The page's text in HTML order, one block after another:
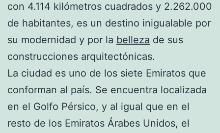
con 4.114 kilómetros cuadrados y 2.262.000
de habitantes, es un destino inigualable por
su modernidad y por la belleza de sus
construcciones arquitectónicas.
La ciudad es uno de los siete Emiratos que
conforman al país. Se encuentra localizada
en el Golfo Pérsico, y al igual que en el
resto de los Emiratos Árabes Unidos, el